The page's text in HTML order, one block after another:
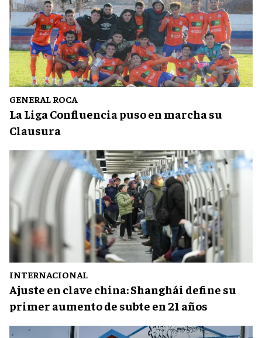
GENERAL ROCA
La Liga Confluencia puso en marcha su
Clausura
INTERNACIONAL
Ajuste en clave china: Shanghái define su
primer aumento de subte en 21 años